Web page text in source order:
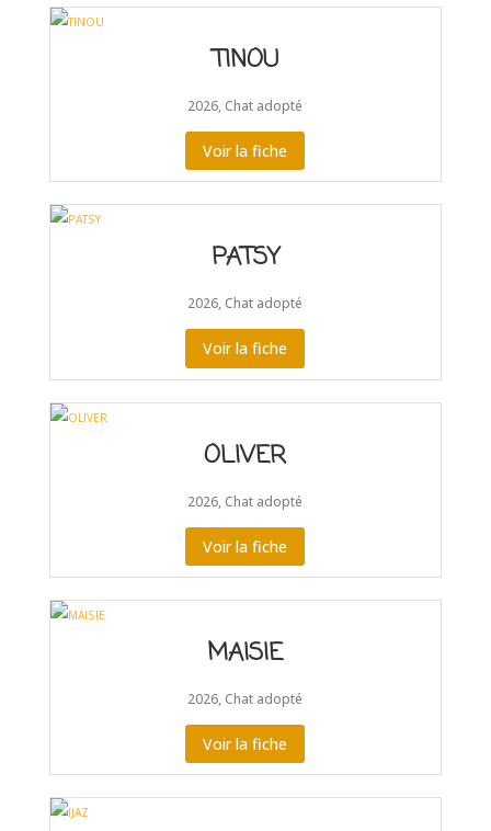
TINOU
2026, Chat adopté
Voir la fiche
PATSY
2026, Chat adopté
Voir la fiche
OLIVER
2026, Chat adopté
Voir la fiche
MAISIE
2026, Chat adopté
Voir la fiche